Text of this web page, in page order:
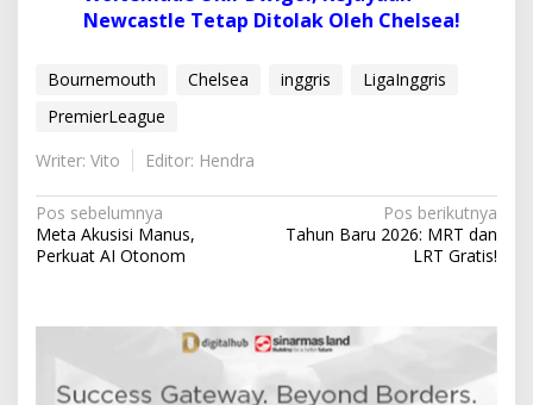
Newcastle Tetap Ditolak Oleh Chelsea!
Bournemouth Chelsea inggris
LigaInggris
PremierLeague
Writer: Vito
Editor: Hendra
N
a
i
Pos sebelumnya
Meta Akusisi Manus,
Perkuat AI Otonom
Pos berikutnya
Tahun Baru 2026: MRT dan
LRT Gratis!